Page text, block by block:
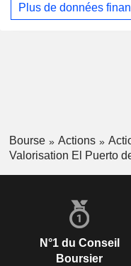
Plus de données
Bourse Actions
Valorisation El Puerto
N°1 du Conseil
Boursier